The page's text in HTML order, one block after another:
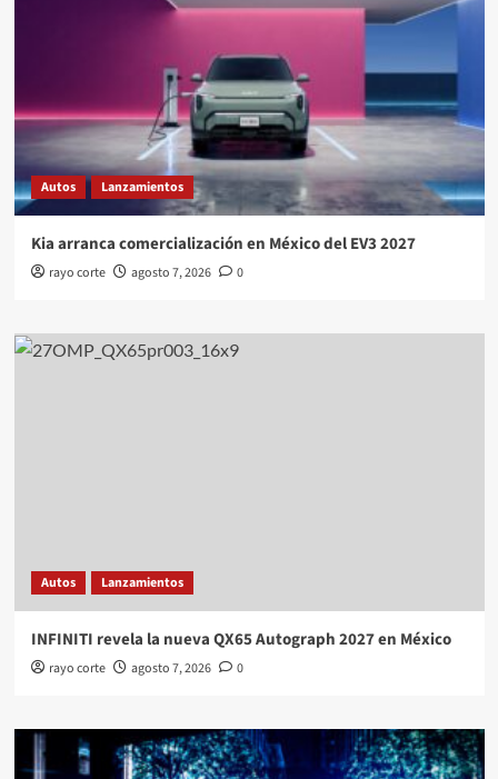
Autos Lanzamientos
Kia arranca comercialización en México del EV3 2027
rayo corte agosto 7, 2026 0
Autos Lanzamientos
INFINITI revela la nueva QX65 Autograph 2027 en México
rayo corte agosto 7, 2026 0